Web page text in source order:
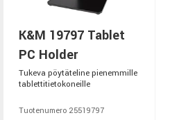
K&M 19797 Tablet
PC Holder
Tukeva pöytäteline pienemmille
tablettitietokoneille
Tuotenumero 25519797